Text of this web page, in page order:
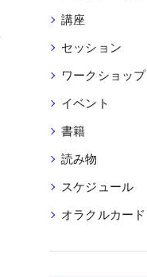
講座
セッション
ワークショップ
イベント
書籍
読み物
スケジュール
オラクルカード